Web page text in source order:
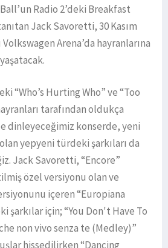
Radio 2’deki Breakfast
Jack Savoretti, 30 Kasım
Arena’da hayranlarına
“Who’s Hurting Who” ve “Too
tarafından oldukça
dinleyeceğimiz konserde, yeni
yepyeni türdeki şarkıları da
Jack Savoretti, “Encore”
özel versiyonu olan ve
içeren “Europiana
şarkılar için; “You Don't Have To
non vivo senza te (Medley)”
hissedilirken “Dancing